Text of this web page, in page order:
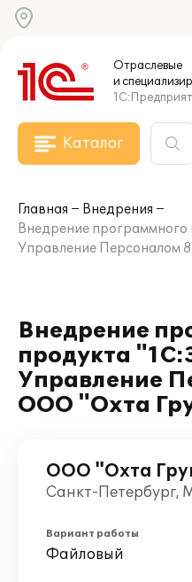
Отраслевые
и
Каталог
Главная
Внедрения
Внедрение
Управление Персоналом
Внедрение
продукта
Управление
ООО "Охта
ООО "Охта
Санкт-Петербург,
Вариант работы
Файловый